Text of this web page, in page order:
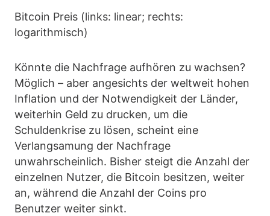
Bitcoin Preis (links: linear; rechts:
logarithmisch)
Könnte die Nachfrage aufhören zu wachsen?
Möglich – aber angesichts der weltweit hohen
Inflation und der Notwendigkeit der Länder,
weiterhin Geld zu drucken, um die
Schuldenkrise zu lösen, scheint eine
Verlangsamung der Nachfrage
unwahrscheinlich. Bisher steigt die Anzahl der
einzelnen Nutzer, die Bitcoin besitzen, weiter
an, während die Anzahl der Coins pro
Benutzer weiter sinkt.